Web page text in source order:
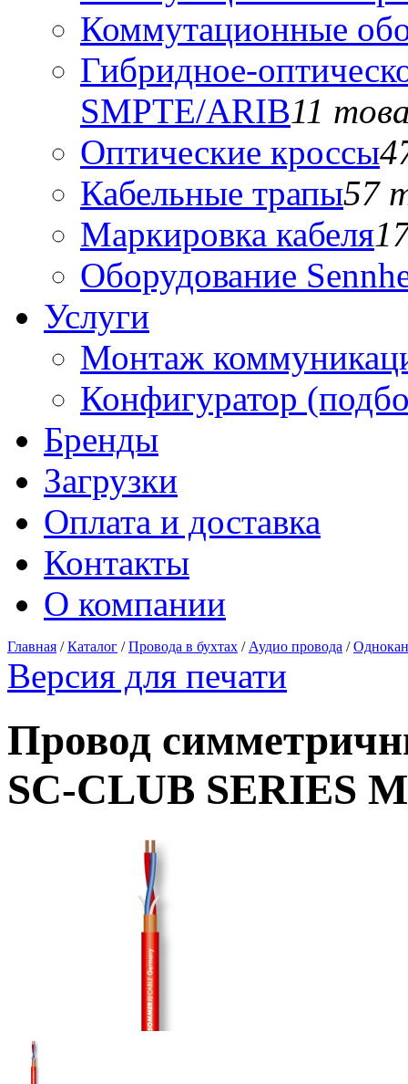
Коммутационные
Гибридное-
SMPTE/ARIB11
Оптические кроссы
Кабельные трапы57
Маркировка кабеля
Оборудование
Услуги
Монтаж
Конфигуратор
Бренды
Загрузки
Оплата и доставка
Контакты
О компании
Главная /Каталог /Провода в бухтах / Аудио провода /
Версия для печати
Провод
SC-CLUB SERIES